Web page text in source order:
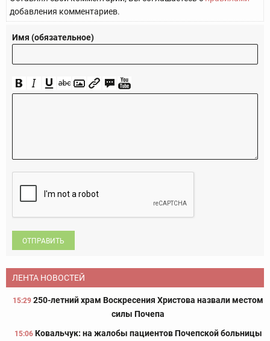
добавления комментариев.
Имя (обязательное)
ОТПРАВИТЬ
ЛЕНТА НОВОСТЕЙ
15:29 250-летний храм Воскресения Христова назвали местом
силы Почепа
15:06 Ковальчук: на жалобы пациентов Почепской больницы